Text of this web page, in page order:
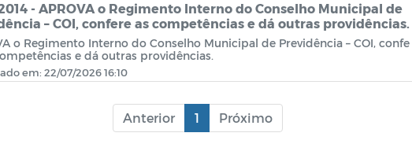
- APROVA o Regimento Interno do Conselho Municipal de
– COI, confere as competências e dá outras providências.
o Regimento Interno do Conselho Municipal de Previdência – COI, confe
e dá outras providências.
em: 22/07/2026 16:10
Anterior 1 Próximo